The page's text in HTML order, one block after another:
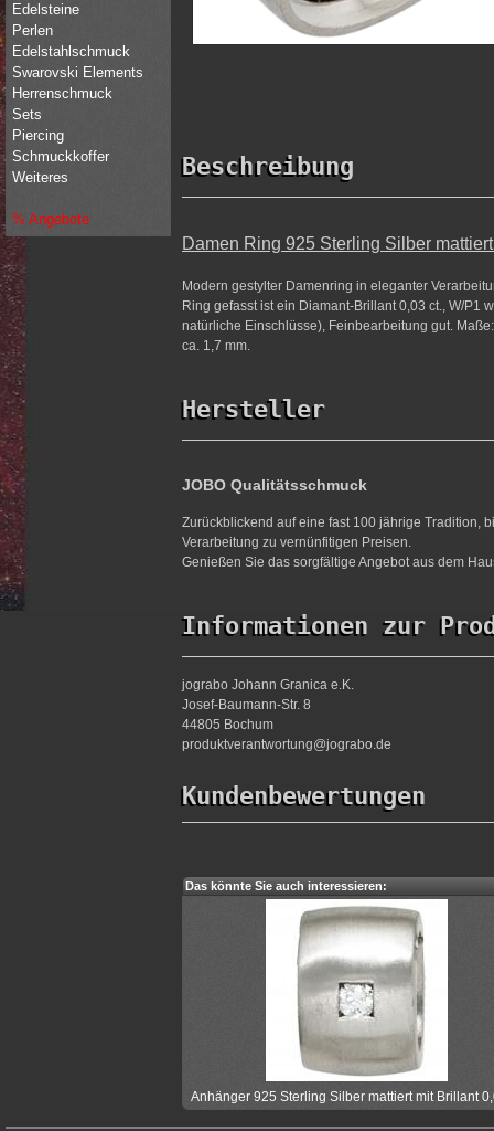
Beschreibung
Damen Ring 925 Sterling Silber
Modern gestylter Damenring in eleganter
Ring gefasst ist ein Diamant-Brillant 0,03 ct., W/P1
natürliche Einschlüsse), Feinbearbeitung gut.
ca. 1,7 mm.
Hersteller
JOBO Qualitätsschmuck
Zurückblickend auf eine fast 100 jährige Tradition,
Verarbeitung zu vernünfitigen Preisen.
Genießen Sie das sorgfältige Angebot aus dem
Informationen zur
jograbo Johann Granica e.K.
Josef-Baumann-Str. 8
44805 Bochum
produktverantwortung@jograbo.de
Kundenbewertungen
Das könnte Sie auch interessieren:
Anhänger 925 Sterling Silber mattiert mit Brillant
Edelsteine
Perlen
Edelstahlschmuck
Swarovski Elements
Herrenschmuck
Sets
Piercing
Schmuckkoffer
Weiteres
% Angebote